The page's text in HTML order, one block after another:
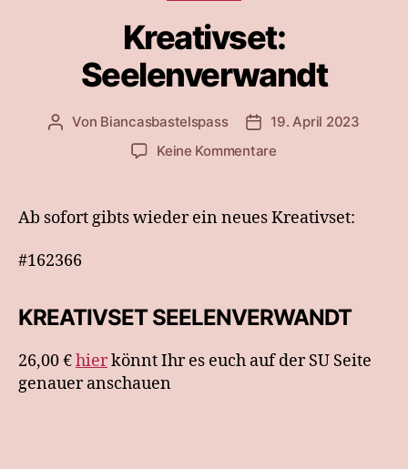
Kreativset:
Seelenverwandt
Beitragsautor
Von Biancasbastelspass Beitragsdatum
19. April 2023
Keine Kommentarezu
Ab sofort gibts wieder ein neues Kreativset:
#162366
KREATIVSET SEELENVERWANDT
26,00 €hierkönnt Ihr es euch auf der SU Seite
genauer anschauen